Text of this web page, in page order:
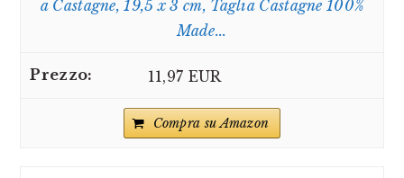
a Castagne, 19,5 x 3 cm, Taglia Castagne 100%
Made...
11,97 EUR
Compra su Amazon